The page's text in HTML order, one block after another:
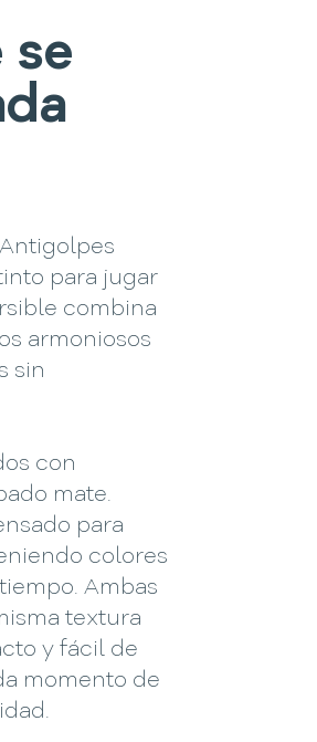
se
para jugar
combina
armoniosos
sin
con
mate.
para
colores
Ambas
textura
y fácil de
momento de